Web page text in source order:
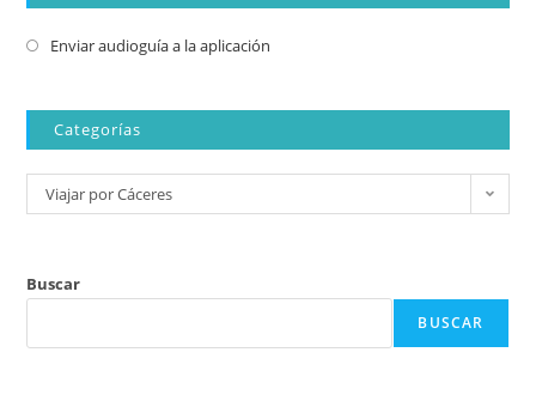
Enviar audioguía a la aplicación
Categorías
Viajar por Cáceres
Buscar
BUSCAR